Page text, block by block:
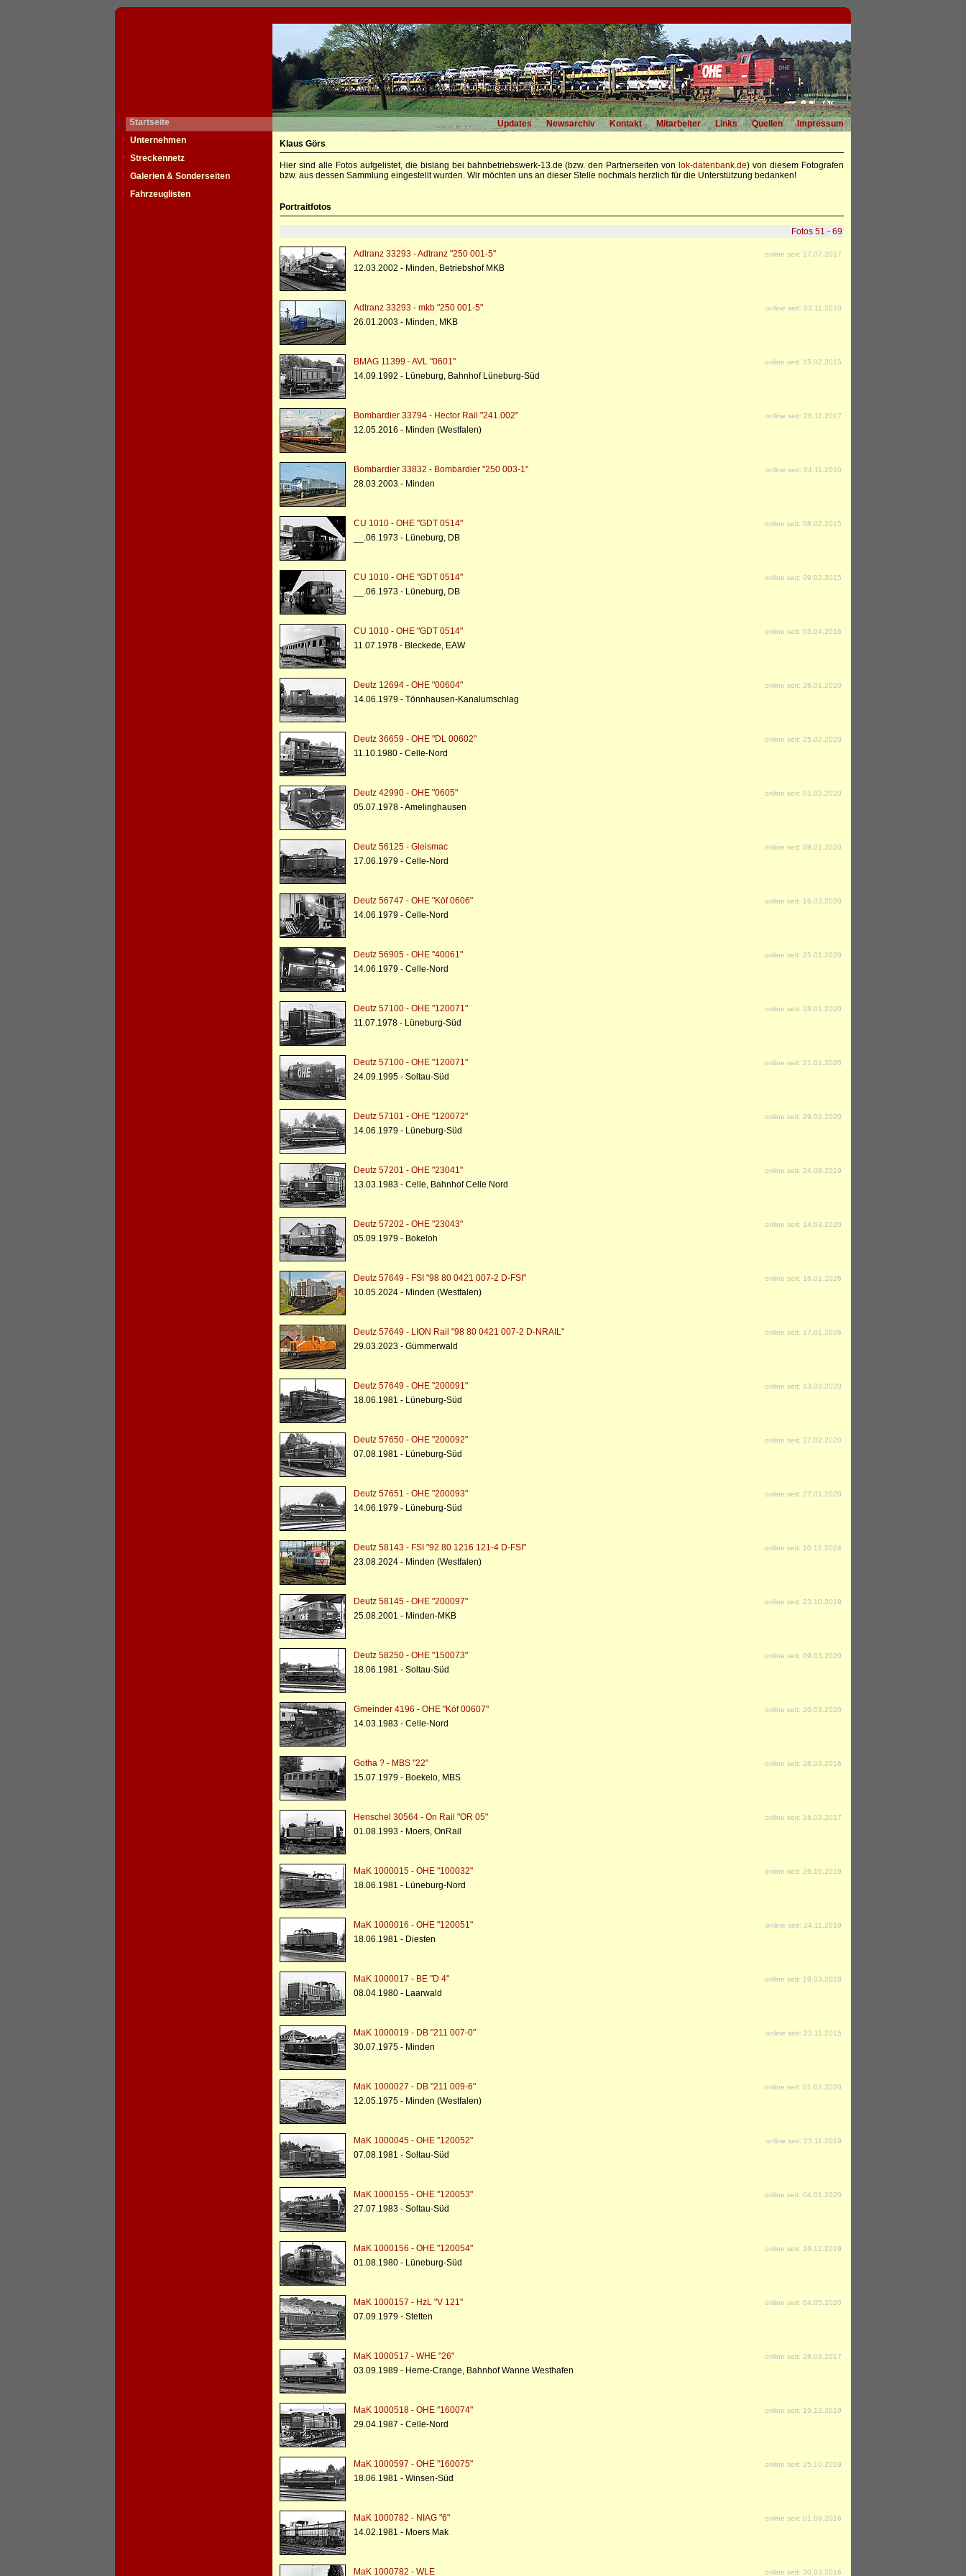
Startseite Updates Newsarchiv Kontakt Mitarbeiter Links Quellen
Impressum
Unternehmen
Streckennetz
Galerien & Sonderseiten
Fahrzeuglisten
Klaus Görs
Hier sind alle Fotos aufgelistet, die bislang bei bahnbetriebswerk-13.de (bzw. den Partnerseiten von lok-datenbank.de) von diesem Fotografen
bzw. aus dessen Sammlung eingestellt wurden. Wir möchten uns an dieser Stelle nochmals herzlich für die Unterstützung bedanken!
Portraitfotos
Fotos 51 - 69
Adtranz 33293 - Adtranz "250 001-5" online seit: 17.07.2017
12.03.2002 - Minden, Betriebshof MKB
Adtranz 33293 - mkb "250 001-5" online seit: 03.11.2010
26.01.2003 - Minden, MKB
BMAG 11399 - AVL "0601" online seit: 15.02.2015
14.09.1992 - Lüneburg, Bahnhof Lüneburg-Süd
Bombardier 33794 - Hector Rail "241.002" online seit: 28.11.2017
12.05.2016 - Minden (Westfalen)
Bombardier 33832 - Bombardier "250 003-1" online seit: 04.11.2010
28.03.2003 - Minden
CU 1010 - OHE "GDT 0514" online seit: 08.02.2015
__.06.1973 - Lüneburg, DB
CU 1010 - OHE "GDT 0514" online seit: 09.02.2015
__.06.1973 - Lüneburg, DB
CU 1010 - OHE "GDT 0514" online seit: 03.04.2016
11.07.1978 - Bleckede, EAW
Deutz 12694 - OHE "00604" online seit: 26.01.2020
14.06.1979 - Tönnhausen-Kanalumschlag
Deutz 36659 - OHE "DL 00602" online seit: 25.02.2020
11.10.1980 - Celle-Nord
Deutz 42990 - OHE "0605" online seit: 01.03.2020
05.07.1978 - Amelinghausen
Deutz 56125 - Gleismac online seit: 09.01.2020
17.06.1979 - Celle-Nord
Deutz 56747 - OHE "Köf 0606" online seit: 16.03.2020
14.06.1979 - Celle-Nord
Deutz 56905 - OHE "40061" online seit: 25.01.2020
14.06.1979 - Celle-Nord
Deutz 57100 - OHE "120071" online seit: 28.01.2020
11.07.1978 - Lüneburg-Süd
Deutz 57100 - OHE "120071" online seit: 21.01.2020
24.09.1995 - Soltau-Süd
Deutz 57101 - OHE "120072" online seit: 29.02.2020
14.06.1979 - Lüneburg-Süd
Deutz 57201 - OHE "23041" online seit: 24.08.2019
13.03.1983 - Celle, Bahnhof Celle Nord
Deutz 57202 - OHE "23043" online seit: 14.03.2020
05.09.1979 - Bokeloh
Deutz 57649 - FSI "98 80 0421 007-2 D-FSI" online seit: 16.01.2026
10.05.2024 - Minden (Westfalen)
Deutz 57649 - LION Rail "98 80 0421 007-2 D-NRAIL" online seit: 17.01.2026
29.03.2023 - Gümmerwald
Deutz 57649 - OHE "200091" online seit: 13.03.2020
18.06.1981 - Lüneburg-Süd
Deutz 57650 - OHE "200092" online seit: 27.02.2020
07.08.1981 - Lüneburg-Süd
Deutz 57651 - OHE "200093" online seit: 27.01.2020
14.06.1979 - Lüneburg-Süd
Deutz 58143 - FSI "92 80 1216 121-4 D-FSI" online seit: 10.12.2024
23.08.2024 - Minden (Westfalen)
Deutz 58145 - OHE "200097" online seit: 23.10.2019
25.08.2001 - Minden-MKB
Deutz 58250 - OHE "150073" online seit: 09.03.2020
18.06.1981 - Soltau-Süd
Gmeinder 4196 - OHE "Köf 00607" online seit: 20.03.2020
14.03.1983 - Celle-Nord
Gotha ? - MBS "22" online seit: 28.03.2016
15.07.1979 - Boekelo, MBS
Henschel 30564 - On Rail "OR 05" online seit: 16.03.2017
01.08.1993 - Moers, OnRail
MaK 1000015 - OHE "100032" online seit: 26.10.2019
18.06.1981 - Lüneburg-Nord
MaK 1000016 - OHE "120051" online seit: 24.11.2019
18.06.1981 - Diesten
MaK 1000017 - BE "D 4" online seit: 19.03.2018
08.04.1980 - Laarwald
MaK 1000019 - DB "211 007-0" online seit: 23.11.2015
30.07.1975 - Minden
MaK 1000027 - DB "211 009-6" online seit: 01.02.2020
12.05.1975 - Minden (Westfalen)
MaK 1000045 - OHE "120052" online seit: 23.11.2019
07.08.1981 - Soltau-Süd
MaK 1000155 - OHE "120053" online seit: 04.01.2020
27.07.1983 - Soltau-Süd
MaK 1000156 - OHE "120054" online seit: 16.12.2019
01.08.1980 - Lüneburg-Süd
MaK 1000157 - HzL "V 121" online seit: 04.05.2020
07.09.1979 - Stetten
MaK 1000517 - WHE "26" online seit: 28.03.2017
03.09.1989 - Herne-Crange, Bahnhof Wanne Westhafen
MaK 1000518 - OHE "160074" online seit: 19.12.2019
29.04.1987 - Celle-Nord
MaK 1000597 - OHE "160075" online seit: 25.10.2019
18.06.1981 - Winsen-Süd
MaK 1000782 - NIAG "6" online seit: 01.06.2016
14.02.1981 - Moers Mak
MaK 1000782 - WLE online seit: 30.03.2016